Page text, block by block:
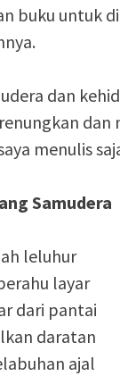
buku untuk
dan
dan
menulis
Samudera
leluhur
layar
dari pantai
daratan
ajal